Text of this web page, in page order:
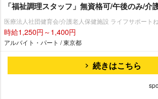
「福祉調理スタッフ」無資格可/午後のみ/介
医療法人社団健育会/介護老人保健施設 ライフサポート
時給1,250円～1,400円
アルバイト・パート / 東京都
続きはこちら